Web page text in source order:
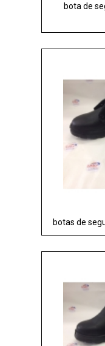
bota de
botas de